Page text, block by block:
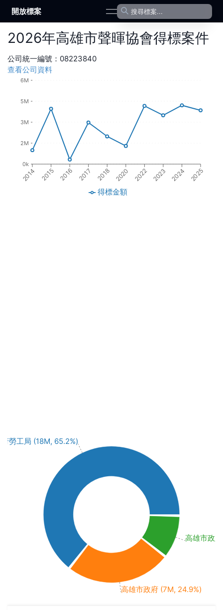
開放標案 open navigation menu
2026年高雄市聲暉協會得標案件
公司統一編號： 08223840
查看公司資料
2014 2015 2016 2017 2018 2020 2022 2023 2024 2025
0k
2M
3M
5M
6M
得標金額
勞工局 (18M, 65.2%)
高雄市政府 (7M, 24.9%)
高雄市政